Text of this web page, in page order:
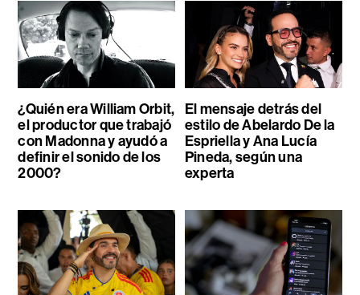
¿Quién era William Orbit,
el productor que trabajó
con Madonna y ayudó a
definir el sonido de los
2000?
El mensaje detrás del
estilo de Abelardo De la
Espriella y Ana Lucía
Pineda, según una
experta